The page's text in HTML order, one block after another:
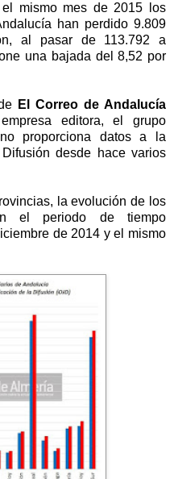
mismo mes de 2015 los
han perdido 9.809
al pasar de 113.792 a
una bajada del 8,52 por
El Correo de Andalucía
editora, el grupo
proporciona datos a
la
Difusión desde hace varios
la evolución de los
el periodo de tiempo
de 2014 y el mismo